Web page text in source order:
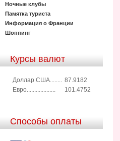
Ночные клубы
Памятка туриста
Информация о Франции
Шоппинг
Курсы валют
Доллар США........ 87.9182
Евро...................
101.4752
Способы оплаты